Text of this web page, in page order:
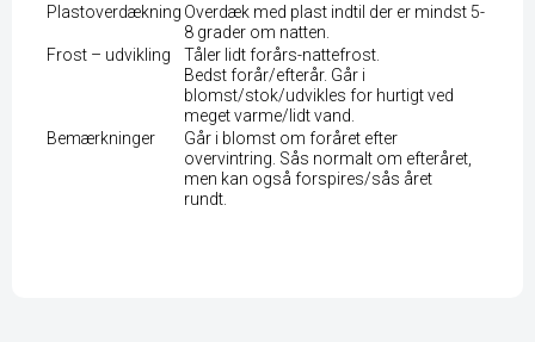
Plastoverdækning Overdæk med plast indtil der er mindst 5-
8 grader om natten.
Frost – udvikling
Tåler lidt forårs-nattefrost.
Bedst forår/efterår. Går i
blomst/stok/udvikles for hurtigt ved
meget varme/lidt vand.
Bemærkninger
Går i blomst om foråret efter
overvintring. Sås normalt om efteråret,
men kan også forspires/sås året
rundt.